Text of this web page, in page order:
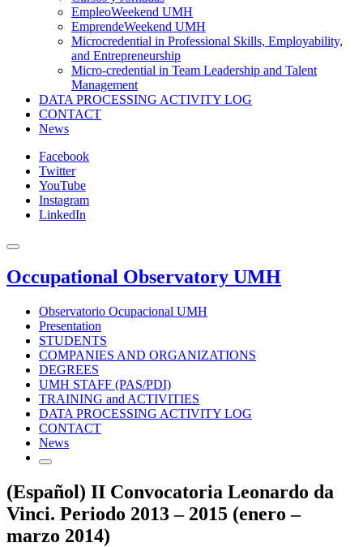
EmpleoWeekend UMH
EmprendeWeekend UMH
Microcredential in Professional Skills, Employability,
and Entrepreneurship
Micro-credential in Team Leadership and Talent
Management
DATA PROCESSING ACTIVITY LOG
CONTACT
News
Facebook
Twitter
YouTube
Instagram
LinkedIn
Occupational Observatory UMH
Observatorio Ocupacional UMH
Presentation
STUDENTS
COMPANIES AND ORGANIZATIONS
DEGREES
UMH STAFF (PAS/PDI)
TRAINING and ACTIVITIES
DATA PROCESSING ACTIVITY LOG
CONTACT
News
(Español) II Convocatoria Leonardo da
Vinci. Periodo 2013 – 2015 (enero –
marzo 2014)